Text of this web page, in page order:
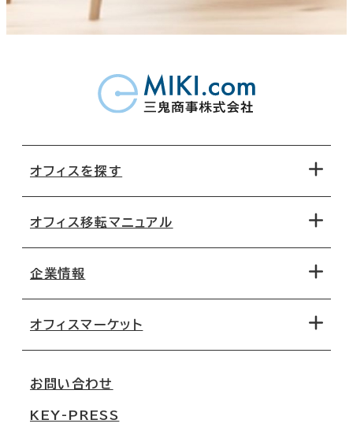
オフィスを探す
地図から探す
路線・駅から探す
オフィス移転マニュアル
移転コストシミュレーション
移転スケジュール
オフィス移転Q&A
企業情報
オフィスマーケット
大阪
お問い合わせ
KEY-PRESS